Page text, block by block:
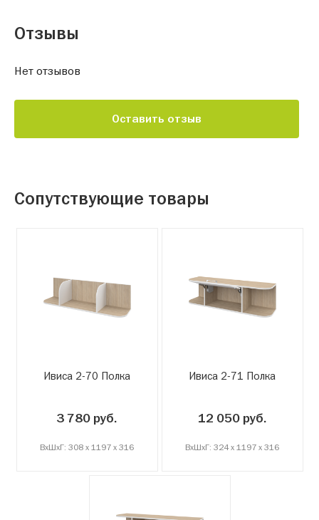
Отзывы
Нет отзывов
Оставить отзыв
Сопутствующие товары
Ивиса 2-70 Полка
3 780 руб.
ВxШxГ: 308 x 1197 x 316
Ивиса 2-71 Полка
12 050 руб.
ВxШxГ: 324 x 1197 x 316